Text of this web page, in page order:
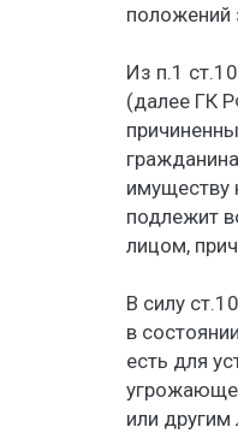
положений
Из п.1
(далее ГК
имуществу
подлежит
лицом,
В силу
в
есть для
или другим